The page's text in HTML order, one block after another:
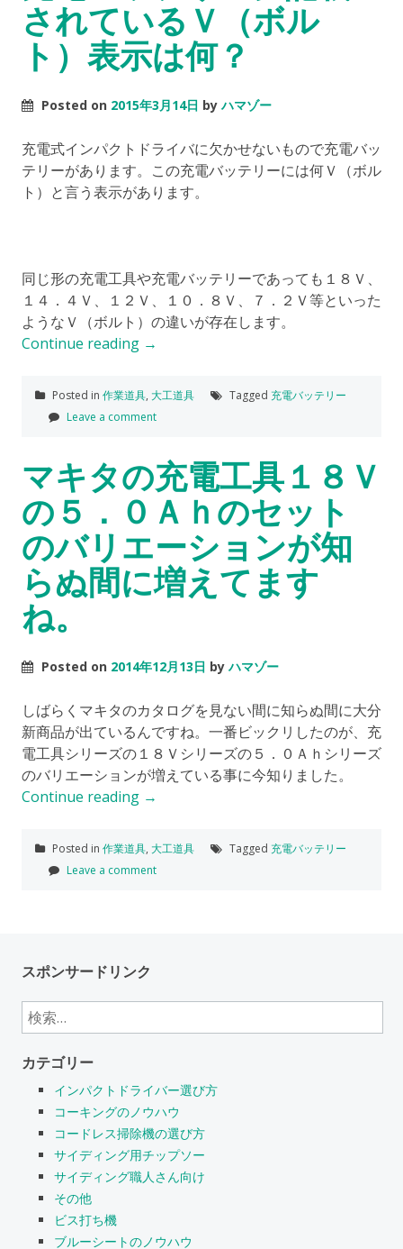
されているＶ（ボル
ト）表示は何？
Posted on 2015年3月14日 byハマゾー
充電式インパクトドライバに欠かせないもので充電バッ
テリーがあります。この充電バッテリーには何Ｖ（ボル
ト）と言う表示があります。
同じ形の充電工具や充電バッテリーであっても１８Ｖ、
１４．４Ｖ、１２Ｖ、１０．８Ｖ、７．２Ｖ等といった
ようなＶ（ボルト）の違いが存在します。
Continue reading →
Posted in 作業道具, 大工道具 Tagged 充電バッテリー
Leave a comment
マキタの充電工具１８Ｖ
の５．０Ａｈのセット
のバリエーションが知
らぬ間に増えてます
ね。
Posted on 2014年12月13日 byハマゾー
しばらくマキタのカタログを見ない間に知らぬ間に大分
新商品が出ているんですね。一番ビックリしたのが、充
電工具シリーズの１８Ｖシリーズの５．０Ａｈシリーズ
のバリエーションが増えている事に今知りました。
Continue reading →
Posted in 作業道具, 大工道具 Tagged 充電バッテリー
Leave a comment
スポンサードリンク
検
索:
カテゴリー
インパクトドライバー選び方
コーキングのノウハウ
コードレス掃除機の選び方
サイディング用チップソー
サイディング職人さん向け
その他
ビス打ち機
ブルーシートのノウハウ